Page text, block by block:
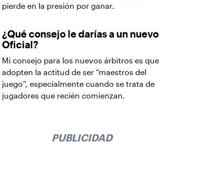
pierde en la presión por ganar.
¿Qué consejo le darías a un nuevo
Oficial?
Mi consejo para los nuevos árbitros es que
adopten la actitud de ser “maestros del
juego”, especialmente cuando se trata de
jugadores que recién comienzan.
PUBLICIDAD